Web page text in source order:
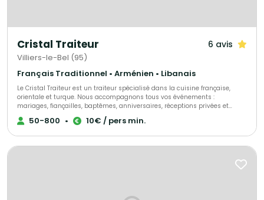
Cristal Traiteur 6 avis
Villiers-le-Bel (95)
Français Traditionnel • Arménien • Libanais
Le Cristal Traiteur est un traiteur spécialisé dans la cuisine française,
orientale et turque. Nous accompagnons tous vos événements :
mariages, fiançailles, baptêmes, anniversaires, réceptions privées et
professionnelles. Nous proposons des buffets, cocktails, salades, plats
variés, plateaux de fruits, buffets sucrés, pièces montées, boissons ainsi
50-800 • 10€ / pers min.